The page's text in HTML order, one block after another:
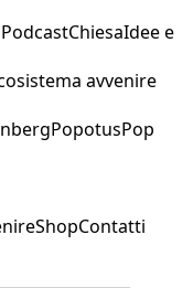
PodcastChiesaIdee e
avvenire
PopotusPop
ShopContatti